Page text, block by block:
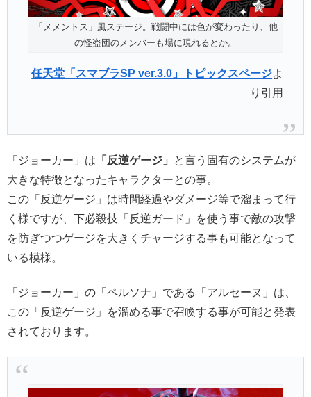
「メメントス」風ステージ。戦闘中には色が変わったり、他
の怪盗団のメンバーも場に現れるとか。
任天堂「スマブラSP ver.3.0」トピックスページよ
り引用
「ジョーカー」は 「反逆ゲージ」 と言う固有のシステムが
大きな特徴となったキャラクターとの事。
この「反逆ゲージ」は時間経過やダメージ等で溜まって行
く様ですが、下必殺技「反逆ガード」を使う事で敵の攻撃
を防ぎつつゲージを大きくチャージする事も可能となって
いる模様。
「ジョーカー」の「ペルソナ」である「アルセーヌ」は、
この「反逆ゲージ」を溜める事で召喚する事が可能と発表
されております。